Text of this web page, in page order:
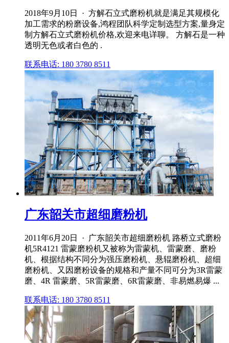
2018年9月10日 · 方解石立式磨粉机就是满足其规模化
加工需求的粉磨设备,鸿程团队科学定制选型方案,量身定
制方解石立式磨粉机价格,欢迎来电详聊。 方解石是一种
透明无色或者白色的 .
联系电话: 180 3780 8511
广东韶关市超细磨粉机
2011年6月20日 · 广东韶关市超细磨粉机 路桥立式磨粉
机5R4121 雷蒙磨粉机又被称为雷蒙机、雷蒙磨、磨粉
机、根据结构不同分为强压磨粉机、悬辊磨粉机、超细
磨粉机、又因磨粉设备的规格和产量不同可分为3R雷蒙
磨、4R 雷蒙磨、5R雷蒙磨、6R雷蒙磨、非易燃易爆 ...
联系电话: 180 3780 8511